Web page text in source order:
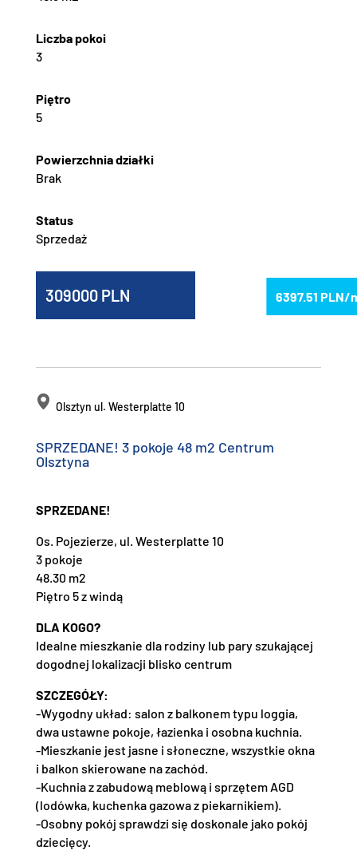
3
5
Brak
Sprzedaż
309000 6397.51
Olsztyn ul. Westerplatte 10
SPRZEDANE! 3 pokoje 48 m2 Centrum
Olsztyna
SPRZEDANE!
Os. Pojezierze, ul. Westerplatte 10
3 pokoje
48.30 m2
Piętro 5 z windą
DLA KOGO?
Idealne mieszkanie dla rodziny lub pary szukającej
dogodnej lokalizacji blisko centrum
SZCZEGÓŁY:
-Wygodny układ: salon z balkonem typu loggia,
dwa ustawne pokoje, łazienka i osobna kuchnia.
-Mieszkanie jest jasne i słoneczne, wszystkie okna
i balkon skierowane na zachód.
-Kuchnia z zabudową meblową i sprzętem AGD
(lodówka, kuchenka gazowa z piekarnikiem).
-Osobny pokój sprawdzi się doskonale jako pokój
dziecięcy.